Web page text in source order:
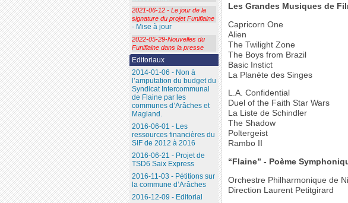
Les Grandes Musiques de
Capricorn One
Alien
The Twilight Zone
The Boys from Brazil
Basic Instict
La Planète des Singes
L.A. Confidential
Duel of the Faith Star Wars
La Liste de Schindler
The Shadow
Poltergeist
Rambo II
“Flaine” - Poème
Orchestre Philharmonique de
Direction Laurent Petitgirard
2021-06-12 - Le jour de la
signature du projet Funiflaine
- Mise à jour
2022-05-29-Nouvelles du
Funiflaine dans la presse
Editoriaux
2014-01-06 - Non à
l’amputation du budget du
Syndicat Intercommunal
de Flaine par les
communes d’Arâches et
Magland.
2016-06-01 - Les
ressources financières du
SIF de 2012 à 2016
2016-06-21 - Projet de
TSD6 Saix Express
2016-11-03 - Pétitions sur
la commune d’Arâches
2016-12-09 - Editorial